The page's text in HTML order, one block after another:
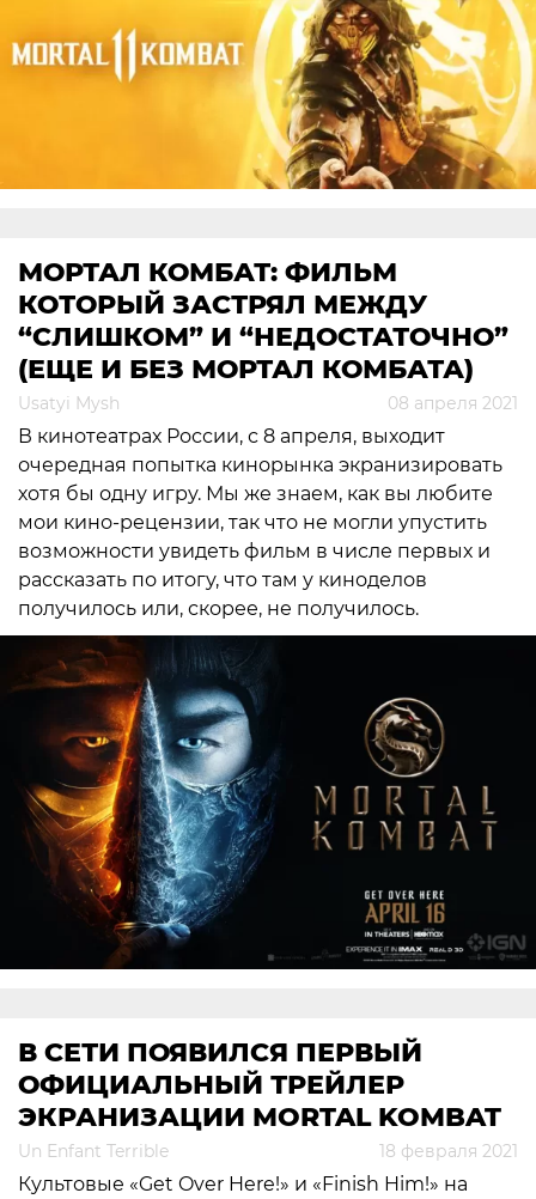
МОРТАЛ КОМБАТ: ФИЛЬМ
КОТОРЫЙ ЗАСТРЯЛ МЕЖДУ
“СЛИШКОМ” И “НЕДОСТАТОЧНО”
(ЕЩЕ И БЕЗ МОРТАЛ КОМБАТА)
Usatyi Mysh 08 апреля 2021
В кинотеатрах России, с 8 апреля, выходит
очередная попытка кинорынка экранизировать
хотя бы одну игру. Мы же знаем, как вы любите
мои кино-рецензии, так что не могли упустить
возможности увидеть фильм в числе первых и
рассказать по итогу, что там у киноделов
получилось или, скорее, не получилось.
В СЕТИ ПОЯВИЛСЯ ПЕРВЫЙ
ОФИЦИАЛЬНЫЙ ТРЕЙЛЕР
ЭКРАНИЗАЦИИ MORTAL KOMBAT
Un Enfant Terrible 18 февраля 2021
Культовые «Get Over Here!» и «Finish Him!» на